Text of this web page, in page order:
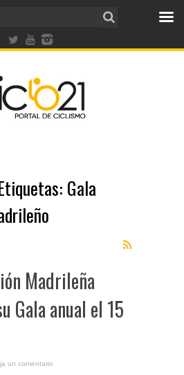
Gala
Madrileña
Gala anual el 15
un comentario